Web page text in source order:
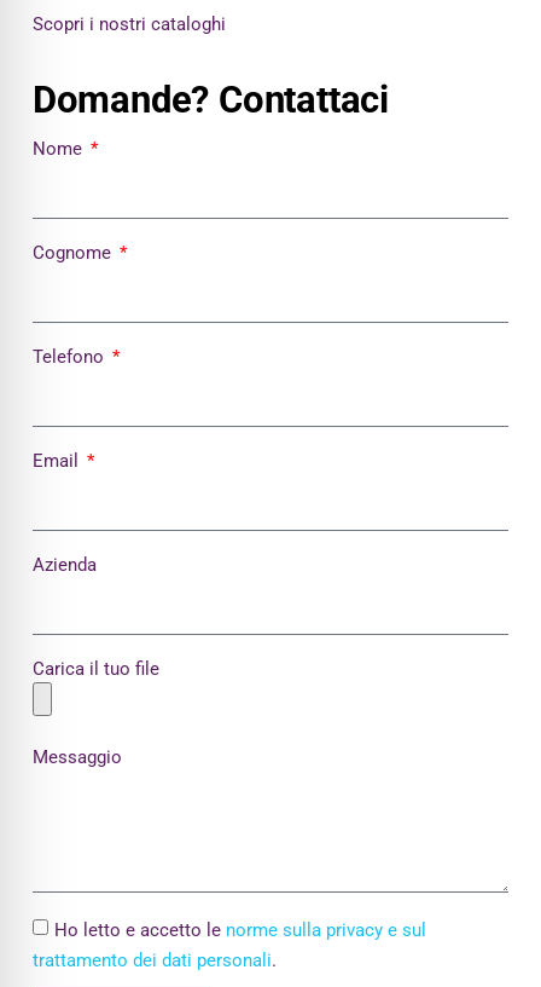
Scopri i nostri cataloghi
Domande? Contattaci
Nome
Cognome
Telefono
Email
Azienda
Carica il tuo file
Messaggio
Ho letto e accetto le norme sulla privacy e sul
trattamento dei dati personali.